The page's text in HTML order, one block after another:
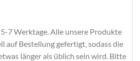
7 Werktage. Alle unsere Produkte
auf Bestellung gefertigt, sodass die
länger als üblich sein wird. Bitte